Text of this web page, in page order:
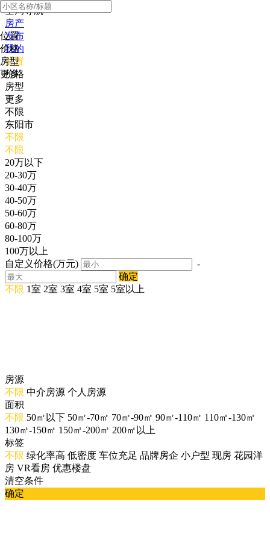
全局导航
房产
发布
我的
位置
价格
房型
更多
位置
价格
房型
更多
不限
东阳市
不限
不限
20万以下
20-30万
30-40万
40-50万
50-60万
60-80万
80-100万
100万以上
自定义价格(万元)
-
确定
不限 1室 2室 3室 4室 5室 5室以上
房源
不限 中介房源 个人房源
面积
不限 50㎡以下 50㎡-70㎡ 70㎡-90㎡ 90㎡-110㎡ 110㎡-130㎡
130㎡-150㎡ 150㎡-200㎡ 200㎡以上
标签
不限 绿化率高 低密度 车位充足 品牌房企 小户型 现房 花园洋
房 VR看房 优惠楼盘
清空条件
确定